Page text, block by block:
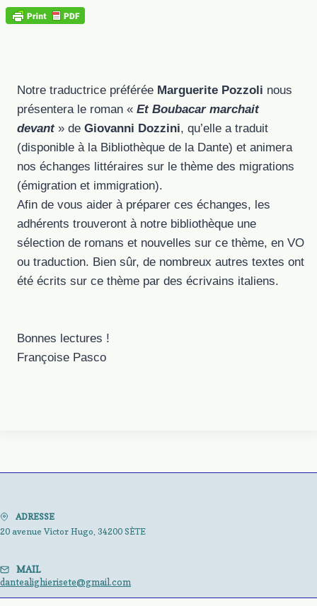
Notre traductrice préférée Marguerite Pozzoli nous
présentera le roman « Et Boubacar marchait
devant» de Giovanni Dozzini, qu’elle a traduit
(disponible à la Bibliothèque de la Dante) et animera
nos échanges littéraires sur le thème des migrations
(émigration et immigration).
Afin de vous aider à préparer ces échanges, les
adhérents trouveront à notre bibliothèque une
sélection de romans et nouvelles sur ce thème, en VO
ou traduction. Bien sûr, de nombreux autres textes ont
été écrits sur ce thème par des écrivains italiens.
Bonnes lectures !
Françoise Pasco
ADRESSE
20 avenue Victor Hugo, 34200 SÈTE
MAIL
dantealighierisete@gmail.com